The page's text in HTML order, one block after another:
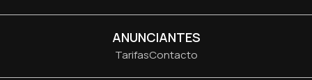
ANUNCIANTES
TarifasContacto